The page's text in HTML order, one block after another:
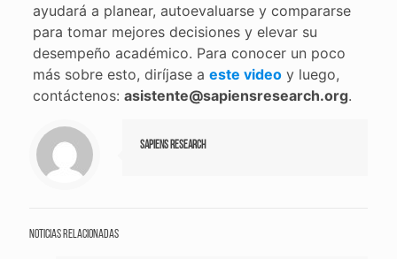
ayudará a planear, autoevaluarse y compararse
para tomar mejores decisiones y elevar su
desempeño académico. Para conocer un poco
más sobre esto, diríjase a este videoy luego,
contáctenos: asistente@sapiensresearch.org.
Sapiens Research
Noticias relacionadas